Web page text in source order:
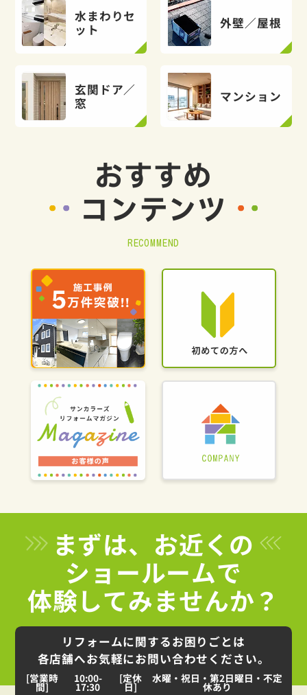
水まわりセ
ット
外壁／屋根
玄関ドア／
窓
マンション
おすすめ
コンテンツ
RECOMMEND
まずは、お近くの
ショールームで
体験してみませんか？
リフォームに関するお困りごとは
各店舗へお気軽にお問い合わせください。
[営業時
間]
10:00-
17:30
[定休
日]
水曜・祝日・第2日曜日・不定
休あり